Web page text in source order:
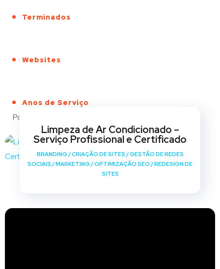
Terminados
Websites
Anos de Serviço
Portfólio
Limpeza de Ar Condicionado –
Serviço Profissional e Certificado
BRANDING /CRIAÇÃO DE SITES /GESTÃO DE REDES
SOCIAIS /MARKETING /OPTIMIZAÇÃO SEO /REDESIGN DE
SITES